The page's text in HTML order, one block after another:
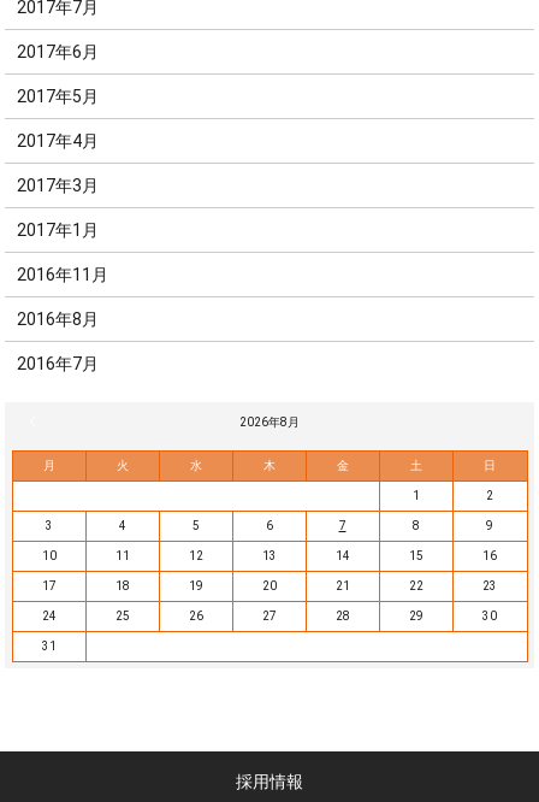
2017年7月
2017年6月
2017年5月
2017年4月
2017年3月
2017年1月
2016年11月
2016年8月
2016年7月
2026年8月
月 火 水 木 金 土 日
1 2
3 4 5 6 7 8 9
10 11 12 13 14 15 16
17 18 19 20 21 22 23
24 25 26 27 28 29 30
31
採用情報